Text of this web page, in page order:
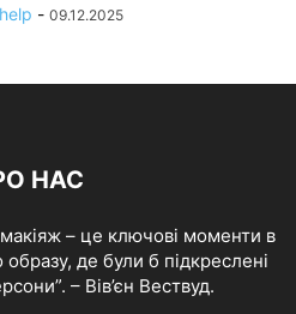
- 09.12.2025
НАС
макіяж – це ключові моменти в
де були б підкреслені
– Вів’єн Вествуд.